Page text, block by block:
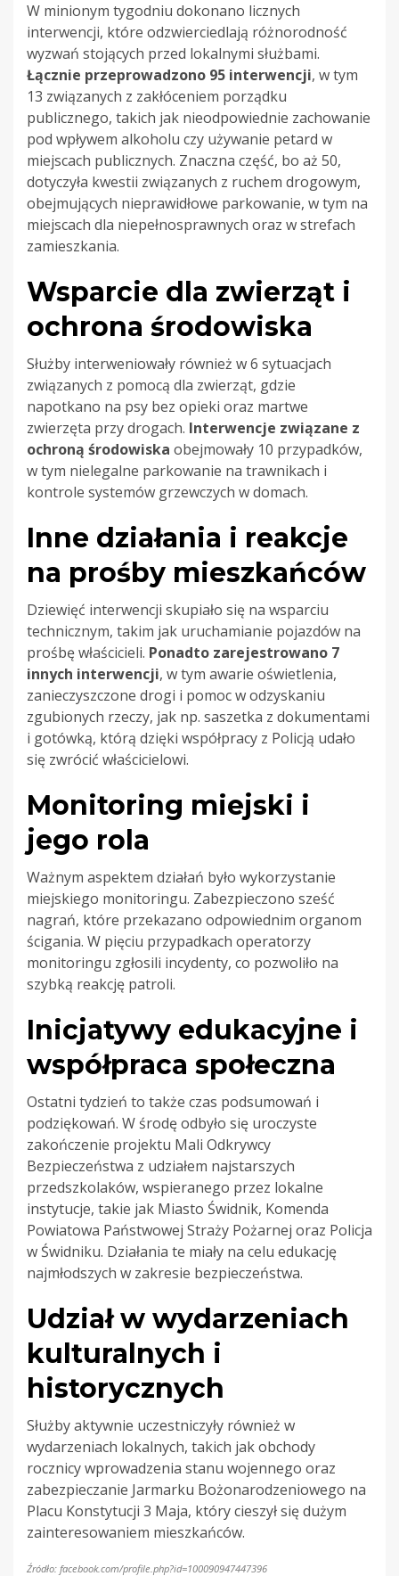
W minionym tygodniu dokonano licznych
interwencji, które odzwierciedlają różnorodność
wyzwań stojących przed lokalnymi służbami.
Łącznie przeprowadzono 95 interwencji, w tym
13 związanych z zakłóceniem porządku
publicznego, takich jak nieodpowiednie zachowanie
pod wpływem alkoholu czy używanie petard w
miejscach publicznych. Znaczna część, bo aż 50,
dotyczyła kwestii związanych z ruchem drogowym,
obejmujących nieprawidłowe parkowanie, w tym na
miejscach dla niepełnosprawnych oraz w strefach
zamieszkania.
Wsparcie dla zwierząt i
ochrona środowiska
Służby interweniowały również w 6 sytuacjach
związanych z pomocą dla zwierząt, gdzie
napotkano na psy bez opieki oraz martwe
zwierzęta przy drogach. Interwencje związane z
ochroną środowiska obejmowały 10 przypadków,
w tym nielegalne parkowanie na trawnikach i
kontrole systemów grzewczych w domach.
Inne działania i reakcje
na prośby mieszkańców
Dziewięć interwencji skupiało się na wsparciu
technicznym, takim jak uruchamianie pojazdów na
prośbę właścicieli. Ponadto zarejestrowano 7
innych interwencji, w tym awarie oświetlenia,
zanieczyszczone drogi i pomoc w odzyskaniu
zgubionych rzeczy, jak np. saszetka z dokumentami
i gotówką, którą dzięki współpracy z Policją udało
się zwrócić właścicielowi.
Monitoring miejski i
jego rola
Ważnym aspektem działań było wykorzystanie
miejskiego monitoringu. Zabezpieczono sześć
nagrań, które przekazano odpowiednim organom
ścigania. W pięciu przypadkach operatorzy
monitoringu zgłosili incydenty, co pozwoliło na
szybką reakcję patroli.
Inicjatywy edukacyjne i
współpraca społeczna
Ostatni tydzień to także czas podsumowań i
podziękowań. W środę odbyło się uroczyste
zakończenie projektu Mali Odkrywcy
Bezpieczeństwa z udziałem najstarszych
przedszkolaków, wspieranego przez lokalne
instytucje, takie jak Miasto Świdnik, Komenda
Powiatowa Państwowej Straży Pożarnej oraz Policja
w Świdniku. Działania te miały na celu edukację
najmłodszych w zakresie bezpieczeństwa.
Udział w wydarzeniach
kulturalnych i
historycznych
Służby aktywnie uczestniczyły również w
wydarzeniach lokalnych, takich jak obchody
rocznicy wprowadzenia stanu wojennego oraz
zabezpieczanie Jarmarku Bożonarodzeniowego na
Placu Konstytucji 3 Maja, który cieszył się dużym
zainteresowaniem mieszkańców.
Źródło: facebook.com/profile.php?id=100090947447396